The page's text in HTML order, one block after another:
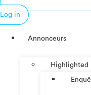
Log in
Annonceurs
Highlighted